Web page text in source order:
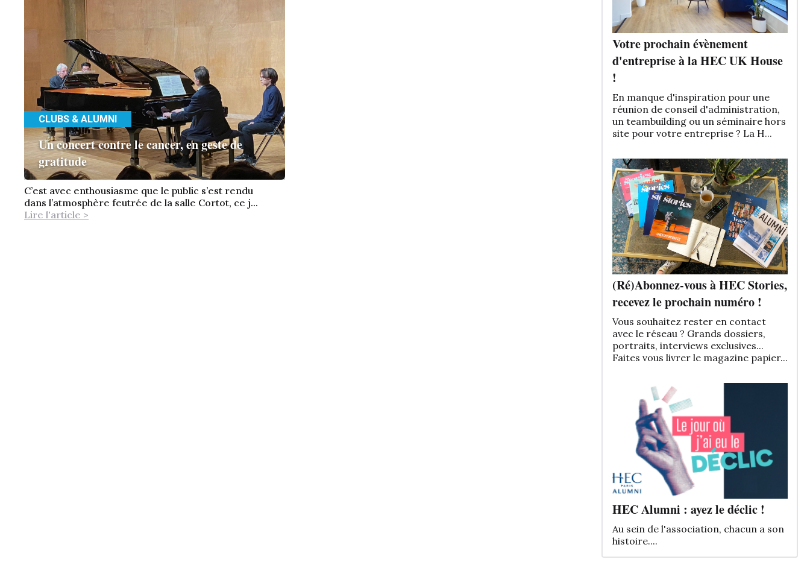
CLUBS & ALUMNI
Un concert contre le cancer, en geste de
gratitude
C’est avec enthousiasme que le public s’est rendu
dans l’atmosphère feutrée de la salle Cortot, ce j...
Lire l'article >
Votre prochain évènement
d'entreprise à la HEC UK House
!
En manque d'inspiration pour une
réunion de conseil d'administration,
un teambuilding ou un séminaire hors
site pour votre entreprise ? La H...
(Ré)Abonnez-vous à HEC Stories,
recevez le prochain numéro !
Vous souhaitez rester en contact
avec le réseau ? Grands dossiers,
portraits, interviews exclusives...
Faites vous livrer le magazine papier...
HEC Alumni : ayez le déclic !
Au sein de l'association, chacun a son
histoire....